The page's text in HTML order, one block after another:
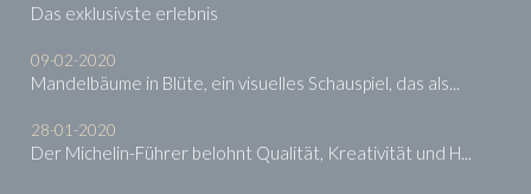
Das exklusivste erlebnis
09-02-2020
Mandelbäume in Blüte, ein visuelles Schauspiel, das als...
28-01-2020
Der Michelin-Führer belohnt Qualität, Kreativität und H...